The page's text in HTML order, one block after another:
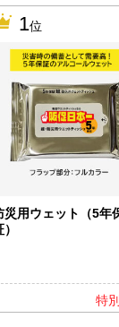
1位
災用ウェット（5年
特